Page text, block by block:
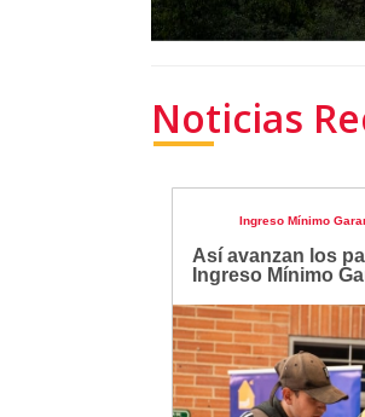
Noticias
Ingreso Mínimo
Así avanzan los
Ingreso Mínimo